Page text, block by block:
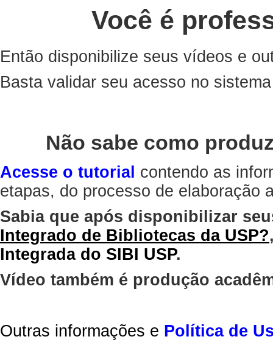
Você é
Então disponibilize seus vídeos e
Basta validar seu acesso no
Não sabe como
Acesse o tutorial contendo as
etapas, do processo de elaboração
Sabia que após disponibilizar
Integrado de Bibliotecas da USP?
Integrada do SIBI USP.
Vídeo também é produção
Outras informações e Política de